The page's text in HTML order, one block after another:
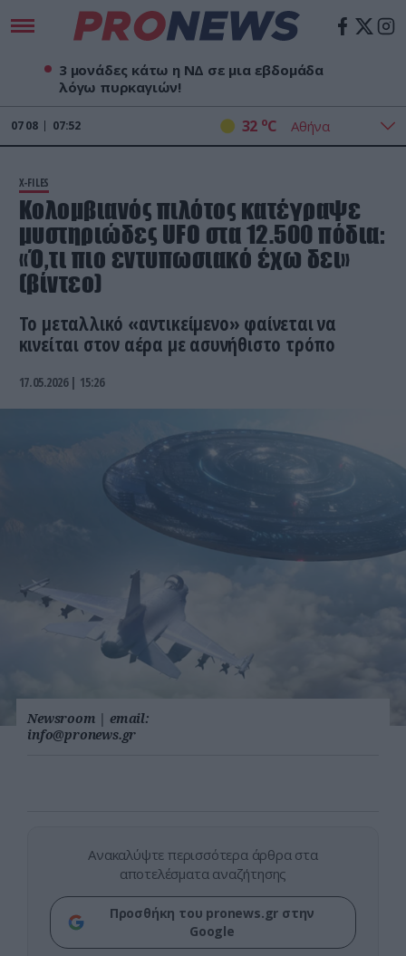
3 μονάδες κάτω η ΝΔ σε μια εβδομάδα
λόγω πυρκαγιών!
07 08 07:52 32 oC
X-FILES
Kολομβιανός πιλότος κατέγραψε
μυστηριώδες UFO στα 12.500 πόδια:
«Ό,τι πιο εντυπωσιακό έχω δει»
(βίντεο)
Το μεταλλικό «αντικείμενο» φαίνεται να
κινείται στον αέρα με ασυνήθιστο τρόπο
17.05.2026 | 15:26
Newsroom | email:
info@pronews.gr
Ανακαλύψτε περισσότερα άρθρα στα
αποτελέσματα αναζήτησης
Προσθήκη του pronews.gr στην
Google